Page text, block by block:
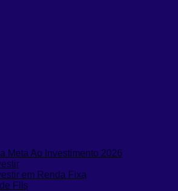
Meta Ao Investimento 2026
em Renda Fixa
FIIs